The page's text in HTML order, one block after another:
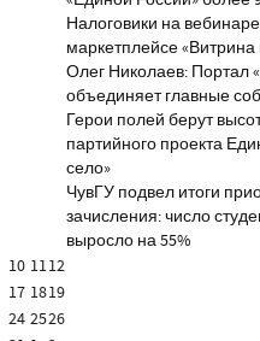
Налоговики на
маркетплейсе
Олег Николаев: Портал
объединяет главные
Герои полей берут
партийного проекта
село»
ЧувГУ подвел итоги
зачисления: число
выросло на 55%
10 1112
17 1819
24 2526